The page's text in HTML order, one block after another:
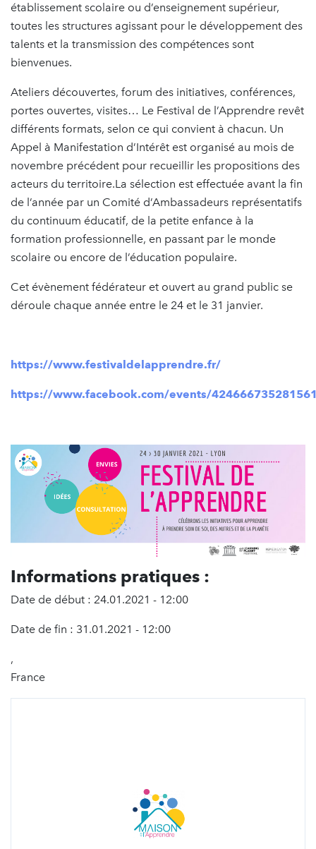
établissement scolaire ou d’enseignement supérieur,
toutes les structures agissant pour le développement des
talents et la transmission des compétences sont
bienvenues.
​Ateliers découvertes, forum des initiatives, conférences,
portes ouvertes, visites… Le Festival de l’Apprendre revêt
différents formats, selon ce qui convient à chacun. Un
Appel à Manifestation d’Intérêt est organisé au mois de
novembre précédent pour recueillir les propositions des
acteurs du territoire.​La sélection est effectuée avant la fin
de l’année par un Comité d’Ambassadeurs représentatifs
du continuum éducatif, de la petite enfance à la
formation professionnelle, en passant par le monde
scolaire ou encore de l’éducation populaire.
Cet évènement fédérateur et ouvert au grand public se
déroule chaque année entre le 24 et le 31 janvier.
https://www.festivaldelapprendre.fr/
https://www.facebook.com/events/
Informations pratiques :
Date de début : 24.01.2021 - 12:00
Date de fin : 31.01.2021 - 12:00
,
France